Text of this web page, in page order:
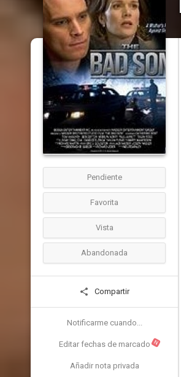
Pendiente
Favorita
Vista
Abandonada
Compartir
Notificarme cuando...
Editar fechas de marcado N
Añadir nota privada